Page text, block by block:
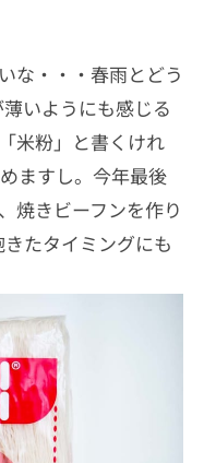
な・・・春雨とどう
いようにも感じる
米粉」と書くけれ
ますし。今年最後
焼きビーフンを作り
たタイミングにも